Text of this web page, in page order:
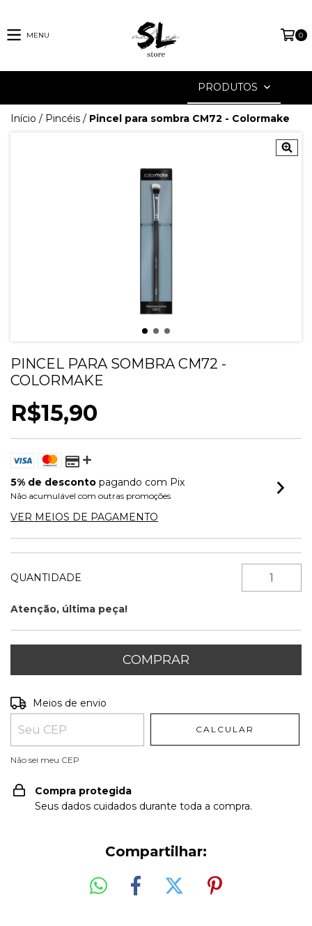
MENU 0
PRODUTOS
Início / Pincéis / Pincel para sombra CM72 - Colormake
PINCEL PARA SOMBRA CM72 -
COLORMAKE
R$15,90
5% de desconto pagando com Pix
Não acumulável com outras promoções
VER MEIOS DE PAGAMENTO
QUANTIDADE
Atenção, última peça!
Entregas para o CEP:
Meios de envio
CALCULAR
Não sei meu CEP
Compra protegida
Seus dados cuidados durante toda a compra.
Compartilhar: